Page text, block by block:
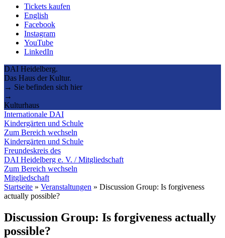
Tickets kaufen
English
Facebook
Instagram
YouTube
LinkedIn
DAI Heidelberg.
Das Haus der Kultur.
→ Sie befinden sich hier
→
Kulturhaus
Internationale DAI
Kindergärten und Schule
Zum Bereich wechseln
Kindergärten und Schule
Freundeskreis des
DAI Heidelberg e. V. / Mitgliedschaft
Zum Bereich wechseln
Mitgliedschaft
Startseite » Veranstaltungen » Discussion Group: Is forgiveness
actually possible?
Discussion Group: Is forgiveness actually
possible?